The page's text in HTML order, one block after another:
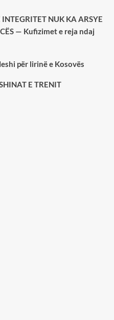
NUK KA ARSYE
— Kufizimet e reja ndaj
për lirinë e Kosovës
E TRENIT